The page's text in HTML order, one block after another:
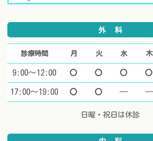
外科
診療時間 月 火 水 木
9:00～12:00 マル マル マル
17:00～19:00 マル マル 休診
日曜・祝日は休診